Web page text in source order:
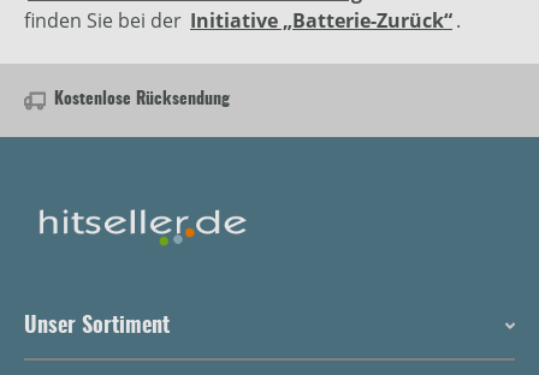
finden Sie bei der Initiative „Batterie-Zurück“.
Kostenlose Rücksendung
Unser Sortiment